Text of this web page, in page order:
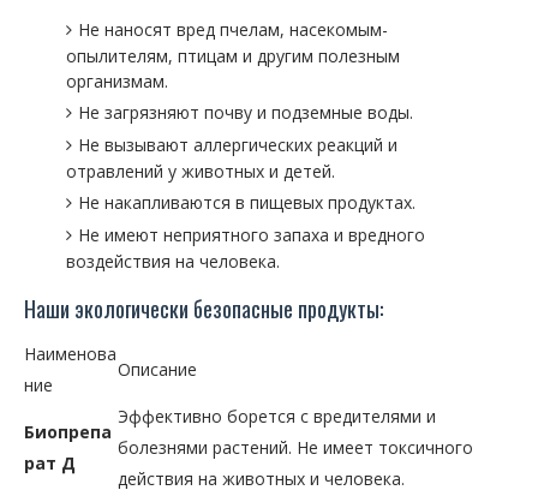
Не наносят вред пчелам, насекомым-
опылителям, птицам и другим полезным
организмам.
Не загрязняют почву и подземные воды.
Не вызывают аллергических реакций и
отравлений у животных и детей.
Не накапливаются в пищевых продуктах.
Не имеют неприятного запаха и вредного
воздействия на человека.
Наши экологически безопасные продукты:
Наименова
ние
Описание
Биопрепа
рат Д
Эффективно борется с вредителями и
болезнями растений. Не имеет токсичного
действия на животных и человека.